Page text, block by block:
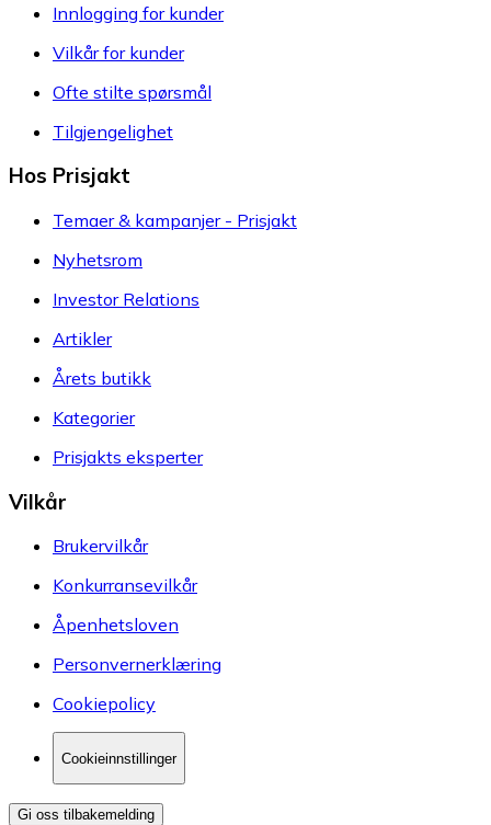
Innlogging for kunder
Vilkår for kunder
Ofte stilte spørsmål
Tilgjengelighet
Hos Prisjakt
Temaer & kampanjer - Prisjakt
Nyhetsrom
Investor Relations
Artikler
Årets butikk
Kategorier
Prisjakts eksperter
Vilkår
Brukervilkår
Konkurransevilkår
Åpenhetsloven
Personvernerklæring
Cookiepolicy
Cookieinnstillinger
Gi oss tilbakemelding